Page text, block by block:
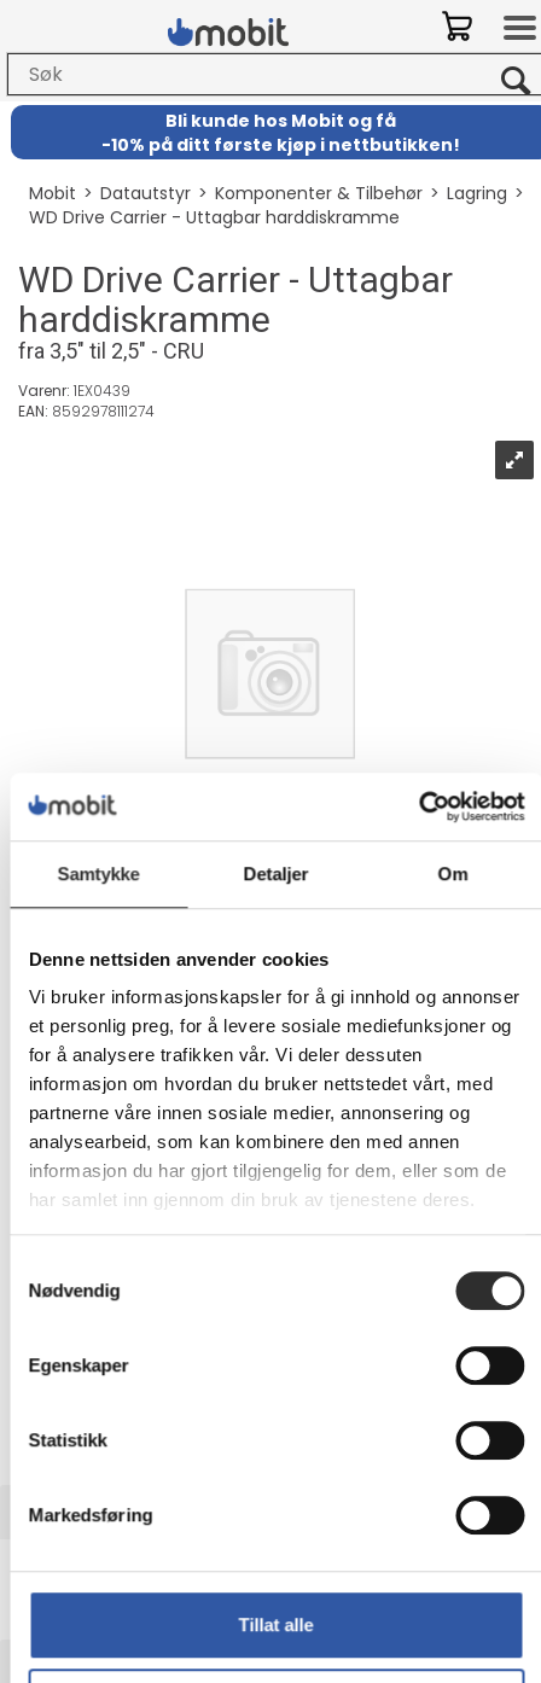
Samtykke Detaljer Om
Denne nettsiden anvender cookies
Vi bruker informasjonskapsler for å gi innhold og annonser
et personlig preg, for å levere sosiale mediefunksjoner og
for å analysere trafikken vår. Vi deler dessuten
informasjon om hvordan du bruker nettstedet vårt, med
partnerne våre innen sosiale medier, annonsering og
analysearbeid, som kan kombinere den med annen
informasjon du har gjort tilgjengelig for dem, eller som de
har samlet inn gjennom din bruk av tjenestene deres.
Nødvendig
Egenskaper
Statistikk
Markedsføring
Tillat alle
Bli kunde hos Mobit og få
-10% på ditt første kjøp i nettbutikken!
Mobit>Datautstyr>Komponenter & Tilbehør>Lagring>
WD Drive Carrier - Uttagbar harddiskramme
WD Drive Carrier - Uttagbar
harddiskramme
fra 3,5" til 2,5" - CRU
Varenr: 1EX0439
EAN: 8592978111274
1 023,-
Eks mva
- +
BESKRIVELSE
WD Drive Carrier - Uttagbar
harddiskramme - fra 3,5" til 2,5" - CRU
UTVIDET INFORMASJON